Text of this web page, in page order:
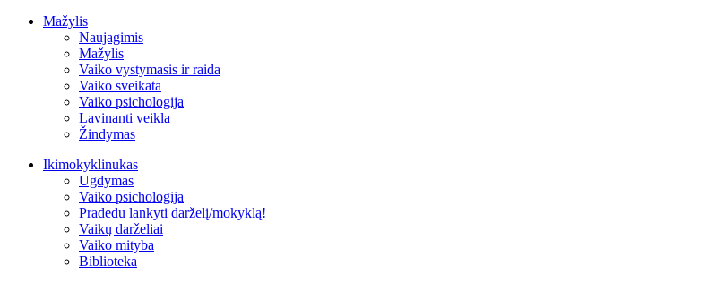
Mažylis
Naujagimis
Mažylis
Vaiko vystymasis ir raida
Vaiko sveikata
Vaiko psichologija
Lavinanti veikla
Žindymas
Ikimokyklinukas
Ugdymas
Vaiko psichologija
Pradedu lankyti darželį/mokyklą!
Vaikų darželiai
Vaiko mityba
Biblioteka